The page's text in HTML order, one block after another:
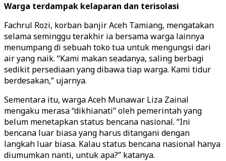
Warga terdampak kelaparan dan terisolasi
Fachrul Rozi, korban banjir Aceh Tamiang, mengatakan
selama seminggu terakhir ia bersama warga lainnya
menumpang di sebuah toko tua untuk mengungsi dari
air yang naik. “Kami makan seadanya, saling berbagi
sedikit persediaan yang dibawa tiap warga. Kami tidur
berdesakan,” ujarnya.
Sementara itu, warga Aceh Munawar Liza Zainal
mengaku merasa “dikhianati” oleh pemerintah yang
belum menetapkan status bencana nasional. “Ini
bencana luar biasa yang harus ditangani dengan
langkah luar biasa. Kalau status bencana nasional hanya
diumumkan nanti, untuk apa?” katanya.